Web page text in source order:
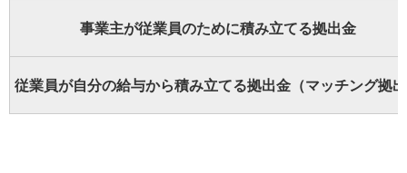
事業主が従業員のために積み立てる拠出金
従業員が自分の給与から積み立てる拠出金（マッチング拠